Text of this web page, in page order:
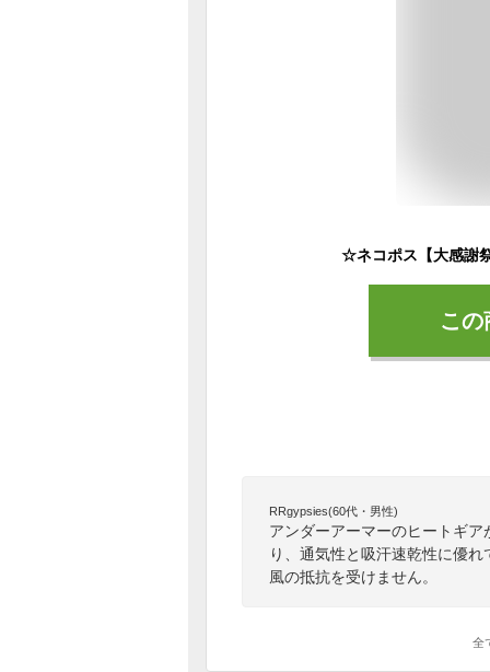
こ
RRgypsies(60代・男性)
アンダーアーマーのヒートギ
り、通気性と吸汗速乾性に優
風の抵抗を受けません。
全